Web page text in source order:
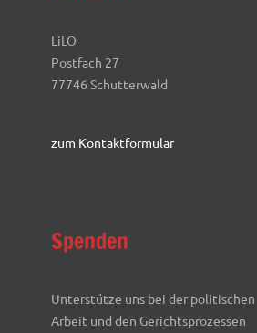
LiLO
Postfach 27
77746 Schutterwald
zum Kontaktformular
Spenden
Unterstütze uns bei der politischen
Arbeit und den Gerichtsprozessen